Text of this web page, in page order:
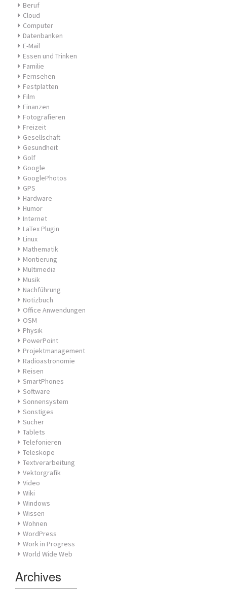
Beruf
Cloud
Computer
Datenbanken
E-Mail
Essen und Trinken
Familie
Fernsehen
Festplatten
Film
Finanzen
Fotografieren
Freizeit
Gesellschaft
Gesundheit
Golf
Google
GooglePhotos
GPS
Hardware
Humor
Internet
LaTex Plugin
Linux
Mathematik
Montierung
Multimedia
Musik
Nachführung
Notizbuch
Office Anwendungen
OSM
Physik
PowerPoint
Projektmanagement
Radioastronomie
Reisen
SmartPhones
Software
Sonnensystem
Sonstiges
Sucher
Tablets
Telefonieren
Teleskope
Textverarbeitung
Vektorgrafik
Video
Wiki
Windows
Wissen
Wohnen
WordPress
Work in Progress
World Wide Web
Archives